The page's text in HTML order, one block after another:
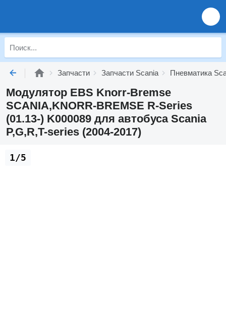
Запчасти Запчасти Scania Пневматика
Модулятор EBS Knorr-Bremse
SCANIA,KNORR-BREMSE R-Series
(01.13-) K000089 для автобуса Scania
P,G,R,T-series (2004-2017)
1/5